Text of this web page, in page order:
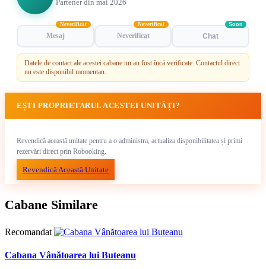
Partener din mai 2026
Mesaj
Neverificat
Neverificat
Neverificat
Chat
Soon
Datele de contact ale acestei cabane nu au fost încă verificate. Contactul direct
nu este disponibil momentan.
EȘTI PROPRIETARUL ACESTEI UNITĂȚI?
Revendică această unitate pentru a o administra, actualiza disponibilitatea și primi
rezervări direct prin Robooking.
Revendică Această Unitate
Cabane Similare
Recomandat
Cabana Vânătoarea lui Buteanu